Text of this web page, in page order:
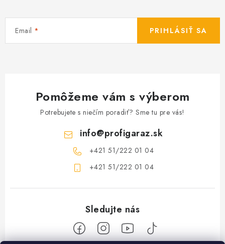
Email PRIHLÁSIŤ SA
Pomôžeme vám s výberom
Potrebujete s niečím poradiť? Sme tu pre vás!
info@profigaraz.sk
+421 51/222 01 04
+421 51/222 01 04